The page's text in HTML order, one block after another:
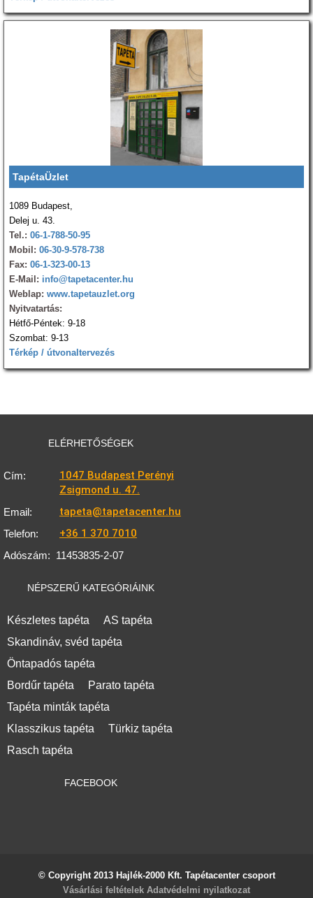
TapétaÜzlet
1089 Budapest,
Delej u. 43.
Tel.: 06-1-788-50-95
Mobil: 06-30-9-578-738
Fax: 06-1-323-00-13
E-Mail: info@tapetacenter.hu
Weblap: www.tapetauzlet.org
Nyitvatartás:
Hétfő-Péntek: 9-18
Szombat: 9-13
Térkép / útvonaltervezés
ELÉRHETŐSÉGEK
Cím:
1047 Budapest Perényi
Zsigmond u. 47.
Email: tapeta@tapetacenter.hu
Telefon: +36 1 370 7010
Adószám: 11453835-2-07
NÉPSZERŰ KATEGÓRIÁINK
Készletes tapéta
AS tapéta
Skandináv, svéd tapéta
Öntapadós tapéta
Bordűr tapéta
Parato tapéta
Tapéta minták tapéta
Klasszikus tapéta
Türkiz tapéta
Rasch tapéta
FACEBOOK
© Copyright 2013 Hajlék-2000 Kft. Tapétacenter csoport
Vásárlási feltételek Adatvédelmi nyilatkozat